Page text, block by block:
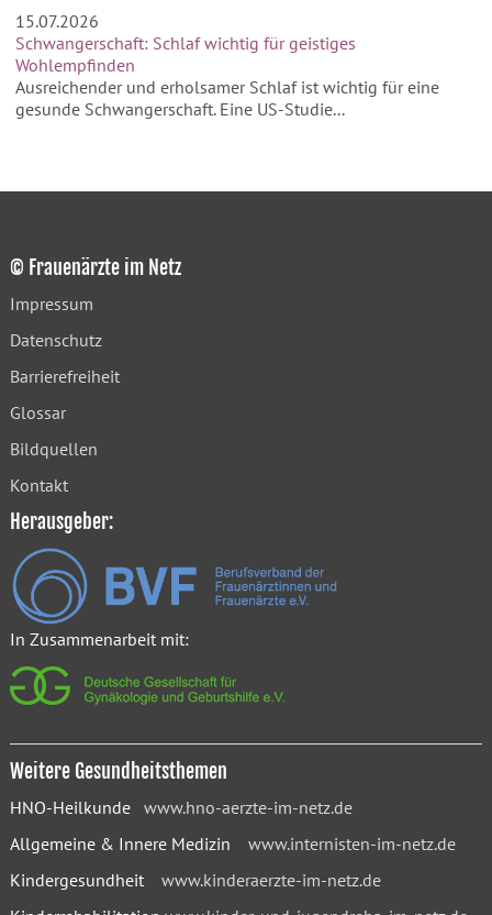
15.07.2026
Schwangerschaft: Schlaf wichtig für geistiges
Wohlempfinden
Ausreichender und erholsamer Schlaf ist wichtig für eine
gesunde Schwangerschaft. Eine US-Studie...
© Frauenärzte im Netz
Impressum
Datenschutz
Barrierefreiheit
Glossar
Bildquellen
Kontakt
Herausgeber:
In Zusammenarbeit mit:
Weitere Gesundheitsthemen
HNO-Heilkunde www.hno-aerzte-im-netz.de
Allgemeine & Innere Medizin www.internisten-im-netz.de
Kindergesundheit www.kinderaerzte-im-netz.de